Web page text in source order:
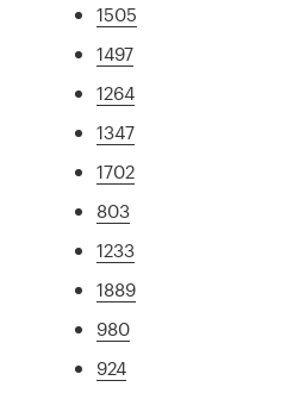
1505
1497
1264
1347
1702
803
1233
1889
980
924